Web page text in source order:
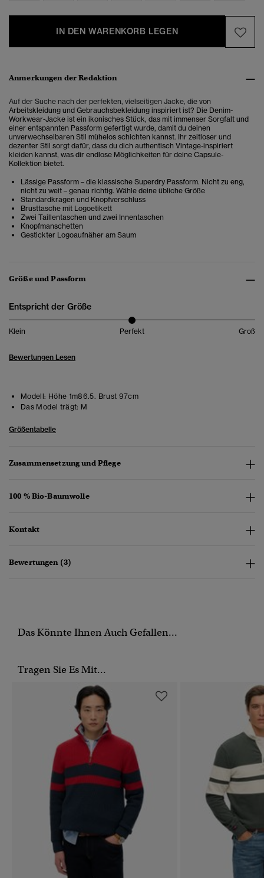
IN DEN WARENKORB LEGEN
Anmerkungen der Redaktion
Auf der Suche nach der perfekten, vielseitigen Jacke, die von
Arbeitskleidung und Gebrauchsbekleidung inspiriert ist? Die Denim-
Workwear-Jacke ist ein ikonisches Stück, das mit immenser Sorgfalt und
einer entspannten Passform gefertigt wurde, damit du deinen
unverwechselbaren Stil mühelos schichten kannst. Ihr zeitloser und
dezenter Stil sorgt dafür, dass du dich authentisch Vintage-inspiriert
kleiden kannst, was dir endlose Möglichkeiten für deine Capsule-
Kollektion bietet.
Lässige Passform – die klassische Superdry Passform. Nicht zu eng,
nicht zu weit – genau richtig. Wähle deine übliche Größe
Standardkragen und Knopfverschluss
Brusttasche mit Logoetikett
Zwei Taillentaschen und zwei Innentaschen
Knopfmanschetten
Gestickter Logoaufnäher am Saum
Größe und Passform
Entspricht der Größe
Klein Perfekt Groß
Bewertungen Lesen
Modell: Höhe 1m86.5. Brust 97cm
Das Model trägt: M
Größentabelle
Zusammensetzung und Pflege
100 % Bio-Baumwolle
Kontakt
Bewertungen (3)
Das Könnte Ihnen Auch Gefallen...
Tragen Sie Es Mit...